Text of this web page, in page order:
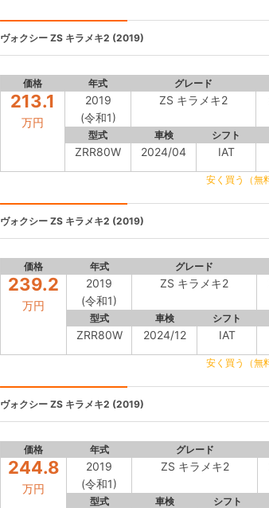
ヴォクシー ZS キラメキ2 (2019)
価格 年式 グレード
213.1
万円
2019
(令和1)
ZS キラメキ2
型式 車検 シフト
ZRR80W 2024/04 IAT
安く買う（無
ヴォクシー ZS キラメキ2 (2019)
価格 年式 グレード
239.2
万円
2019
(令和1)
ZS キラメキ2
型式 車検 シフト
ZRR80W 2024/12 IAT
安く買う（無
ヴォクシー ZS キラメキ2 (2019)
価格 年式 グレード
244.8
万円
2019
(令和1)
ZS キラメキ2
型式 車検 シフト